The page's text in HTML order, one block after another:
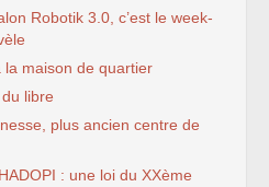
Robotik 3.0, c’est le week-
maison de quartier
libre
plus ancien centre de
: une loi du XXème